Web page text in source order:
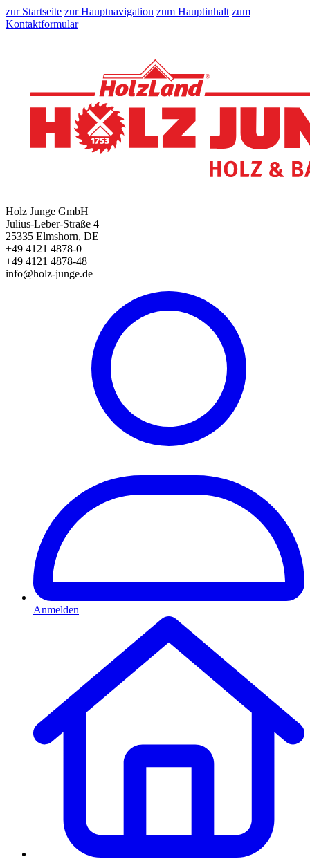
zur Startseite zur Hauptnavigation zum Hauptinhalt zum
Kontaktformular
Holz Junge GmbH
Julius-Leber-Straße 4
25335 Elmshorn, DE
+49 4121 4878-0
+49 4121 4878-48
info@holz-junge.de
Anmelden